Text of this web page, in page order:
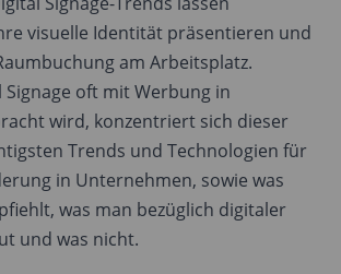
visuelle Identität präsentieren und
am Arbeitsplatz.
oft mit Werbung in
wird, konzentriert sich dieser
Trends und Technologien für
in Unternehmen, sowie was
was man bezüglich digitaler
und was nicht.